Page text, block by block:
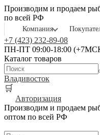
Производим и продаем
по всей РФ
Компания
+7 (423) 232-89-08
ПН-ПТ 09:00-18:00
Каталог товаров
Владивосток
🛒
Авторизация
Производим и продаем
оптом по всей РФ